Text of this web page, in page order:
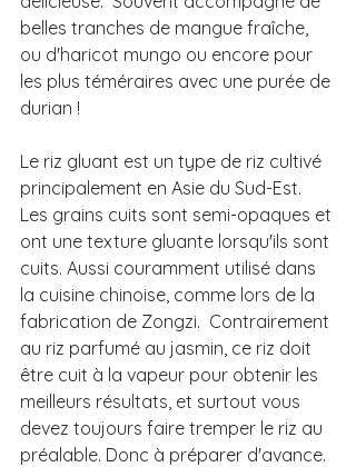
belles tranches de mangue fraîche,
ou d'haricot mungo ou encore pour
les plus téméraires avec une purée de
durian !
Le riz gluant est un type de riz cultivé
principalement en Asie du Sud-Est.
Les grains cuits sont semi-opaques et
ont une texture gluante lorsqu'ils sont
cuits. Aussi couramment utilisé dans
la cuisine chinoise, comme lors de la
fabrication de Zongzi.  Contrairement
au riz parfumé au jasmin, ce riz doit
être cuit à la vapeur pour obtenir les
meilleurs résultats, et surtout vous
devez toujours faire tremper le riz au
préalable. Donc à préparer d'avance.